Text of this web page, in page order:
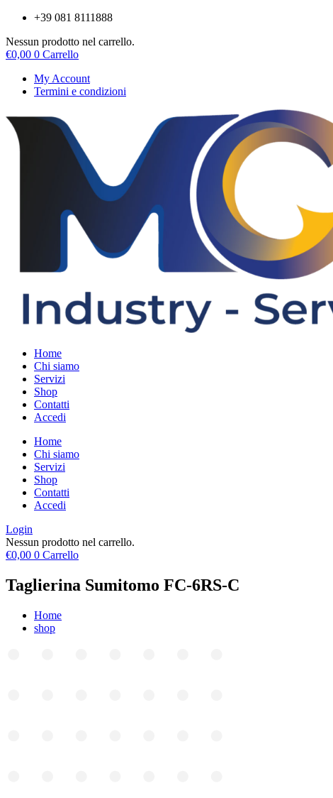
contenuto
+39 081 8111888
Nessun prodotto nel carrello.
€0,00 0 Carrello
My Account
Termini e condizioni
Home
Chi siamo
Servizi
Shop
Contatti
Accedi
Home
Chi siamo
Servizi
Shop
Contatti
Accedi
Login
Nessun prodotto nel carrello.
€0,00 0 Carrello
Taglierina Sumitomo FC-6RS-C
Home
shop